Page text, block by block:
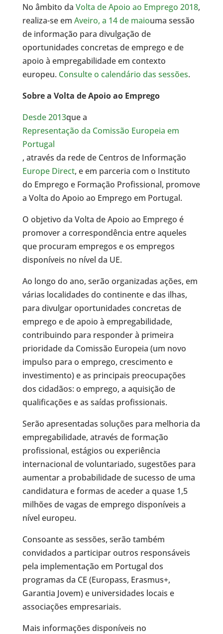
No âmbito da Volta de Apoio ao Emprego 2018,
realiza-se em Aveiro, a 14 de maiouma sessão
de informação para divulgação de
oportunidades concretas de emprego e de
apoio à empregabilidade em contexto
europeu. Consulte o calendário das sessões.
Sobre a Volta de Apoio ao Emprego
Desde 2013que a
Representação da Comissão Europeia em
Portugal
, através da rede de Centros de Informação
Europe Direct, e em parceria com o Instituto
do Emprego e Formação Profissional, promove
a Volta do Apoio ao Emprego em Portugal.
O objetivo da Volta de Apoio ao Emprego é
promover a correspondência entre aqueles
que procuram empregos e os empregos
disponíveis no nível da UE.
Ao longo do ano, serão organizadas ações, em
várias localidades do continente e das ilhas,
para divulgar oportunidades concretas de
emprego e de apoio à empregabilidade,
contribuindo para responder à primeira
prioridade da Comissão Europeia (um novo
impulso para o emprego, crescimento e
investimento) e as principais preocupações
dos cidadãos: o emprego, a aquisição de
qualificações e as saídas profissionais.
Serão apresentadas soluções para melhoria da
empregabilidade, através de formação
profissional, estágios ou experiência
internacional de voluntariado, sugestões para
aumentar a probabilidade de sucesso de uma
candidatura e formas de aceder a quase 1,5
milhões de vagas de emprego disponíveis a
nível europeu.
Consoante as sessões, serão também
convidados a participar outros responsáveis
pela implementação em Portugal dos
programas da CE (Europass, Erasmus+,
Garantia Jovem) e universidades locais e
associações empresariais.
Mais informações disponíveis no